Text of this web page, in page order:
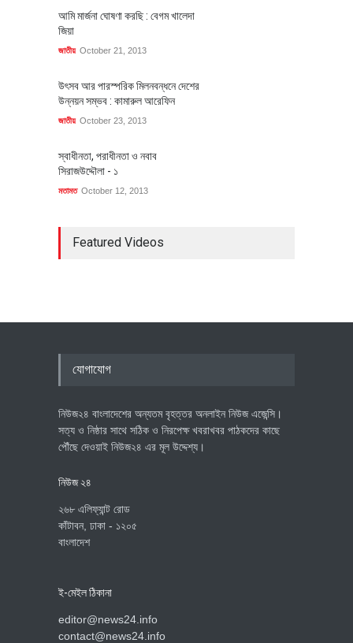
আমি মার্জনা ঘোষণা করছি : বেগম খালেদা
জিয়া
জাতীয় October 21, 2013
উৎসব আর পারস্পরিক মিলনবন্ধনে দেশের
উন্নয়ন সম্ভব : কামারুল আরেফিন
জাতীয় October 23, 2013
স্বাধীনতা, পরাধীনতা ও নবাব
সিরাজউদ্দৌলা - ১
মতামত October 12, 2013
Featured Videos
যোগাযোগ
নিউজ২৪ বাংলাদেশের অন্যতম বৃহত্তর অনলাইন নিউজ এজেন্সি।
সত্য ও নিষ্ঠার সাথে সঠিক ও নিরপেক্ষ খবরাখবর পাঠকদের কাছে
পৌঁছে দেওয়াই নিউজ২৪ এর মূল উদ্দেশ্য।
নিউজ ২৪
২৬৮ এলিফ্যান্ট রোড
কাঁটাবন, ঢাকা - ১২০৫
বাংলাদেশ
ই-মেইল ঠিকানা
editor@news24.info
contact@news24.info